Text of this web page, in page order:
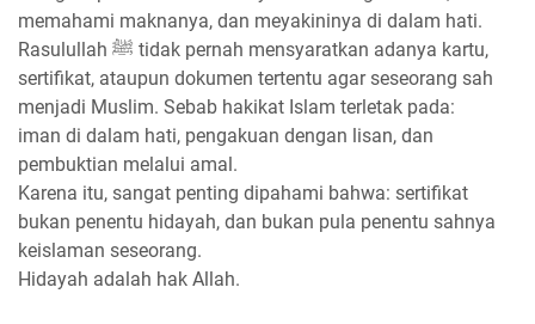
memahami maknanya, dan meyakininya di dalam hati.
Rasulullah ﷺ tidak pernah mensyaratkan adanya kartu,
sertifikat, ataupun dokumen tertentu agar seseorang sah
menjadi Muslim. Sebab hakikat Islam terletak pada:
iman di dalam hati, pengakuan dengan lisan, dan
pembuktian melalui amal.
Karena itu, sangat penting dipahami bahwa: sertifikat
bukan penentu hidayah, dan bukan pula penentu sahnya
keislaman seseorang.
Hidayah adalah hak Allah.